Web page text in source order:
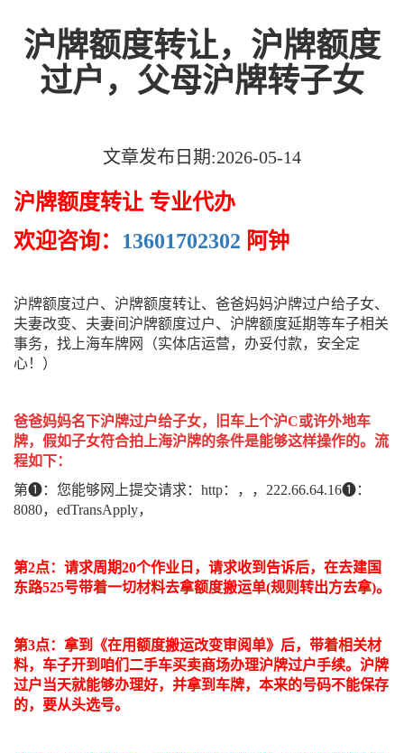
沪牌额度转让，沪牌额度
过户，父母沪牌转子女
文章发布日期:2026-05-14
沪牌额度转让 专业代办
欢迎咨询： 13601702302 阿钟
沪牌额度过户、沪牌额度转让、爸爸妈妈沪牌过户给子女、
夫妻改变、夫妻间沪牌额度过户、沪牌额度延期等车子相关
事务，找上海车牌网（实体店运营，办妥付款，安全定
心！）
爸爸妈妈名下沪牌过户给子女，旧车上个沪C或许外地车
牌，假如子女符合拍上海沪牌的条件是能够这样操作的。流
程如下：
第❶：您能够网上提交请求：http：，，222.66.64.16❶：
8080，edTransApply，
第2点：请求周期20个作业日，请求收到告诉后，在去建国
东路525号带着一切材料去拿额度搬运单(规则转出方去拿)。
第3点：拿到《在用额度搬运改变审阅单》后，带着相关材
料，车子开到咱们二手车买卖商场办理沪牌过户手续。沪牌
过户当天就能够办理好，并拿到车牌，本来的号码不能保存
的，要从头选号。